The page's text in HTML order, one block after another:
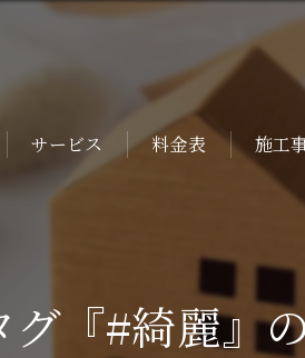
サービス 料金表 施工
グ『#綺麗』